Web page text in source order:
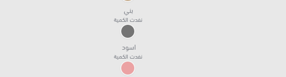
بني
نفدت الكمية
اسود
نفدت الكمية